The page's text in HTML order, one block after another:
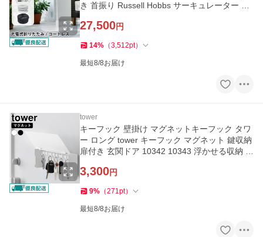
き 首振り Russell Hobbs サーキュレーター ホ
27,500円
14% （3,512pt）
最短8/8お届け
tower
キーフック 壁掛け マグネットキーフック タワ
ー ロング tower キーフック マグネット 鍵収納
扉付き 玄関ドア 10342 10343 浮かせる収納 お
3,300円
9% （271pt）
最短8/8お届け